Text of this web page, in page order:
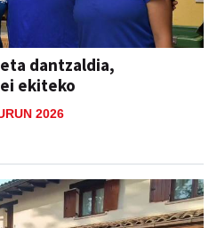
dantzaldia,
ekiteko
2026